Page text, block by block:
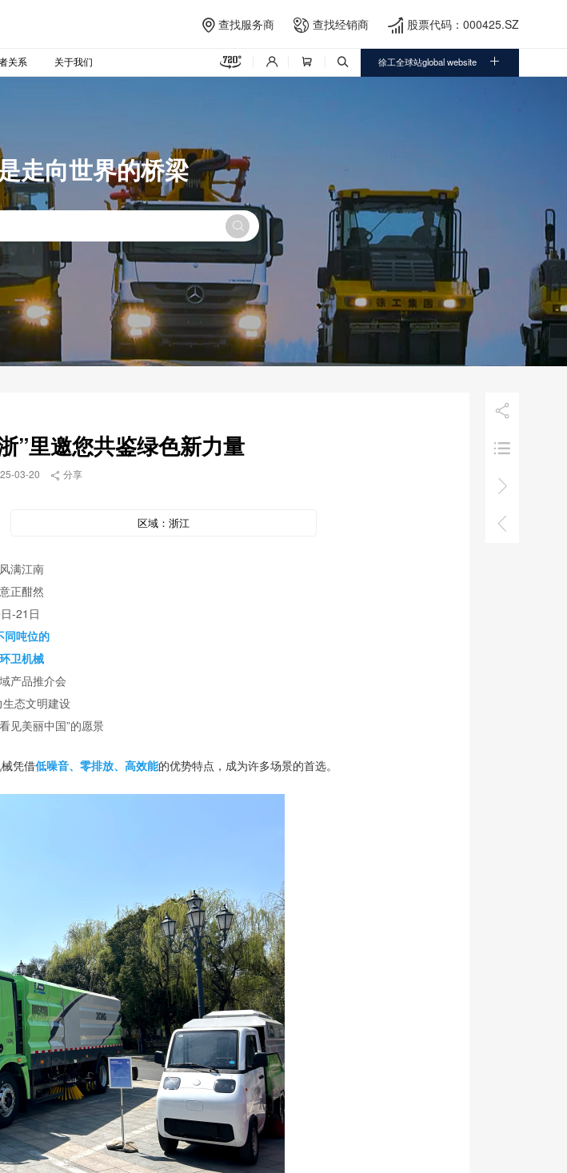
 查找服务商  查找经销商  股票代码：000425.SZ
关系 关于我们     徐工全球站global website 
走向世界的桥梁





”里邀您共鉴绿色新力量
03-20  分享
区域：浙江
满江南
正酣然
-21日
同吨位的
卫机械
产品推介会
生态文明建设
见美丽中国”的愿景
凭借低噪音、零排放、高效能的优势特点，成为许多场景的首选。